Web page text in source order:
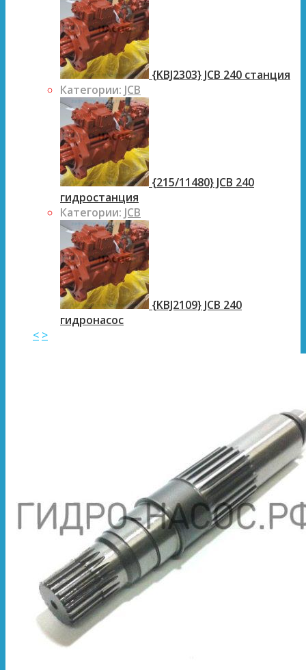
{KBJ2303} JCB 240 станция
Категории: JCB
{215/11480} JCB 240
гидростанция
Категории: JCB
{KBJ2109} JCB 240
гидронасос
< >